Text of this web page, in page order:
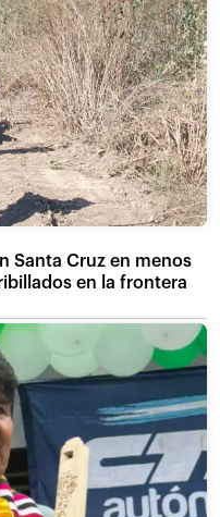
Santa Cruz en menos
en la frontera